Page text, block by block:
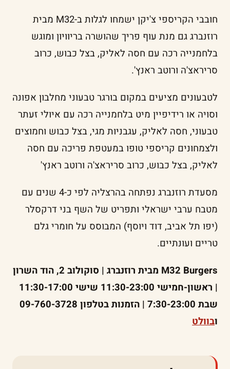
חובבי הקריספי צ'יקן ישמחו לגלות ב-M32 מבית
רוזנברג גם מנת עוף פריך שהושרה בריוויון ומוגש
בלחמנייה רכה עם חסה לאליק, בצל כבוש, כרוב
סריראצ'ה ורוטב ראנץ'.
לטבעונים מציעים במקום בורגר טבעוני מחלבון אפונה
וסויה או רידיפיין מיט בלחמנייה רכה עם איולי זעתר
טבעוני, חסה לאליק, עגבניות מגי, בצל כבוש וחמוצים
ולצמחונים קריספי טופו במעטפת פריכה עם חסה
לאליק, בצל כבוש, כרוב סריראצ'ה ורוטב ראנץ'
מסעדת רוזנברג נפתחה בהרצליה לפי כ-4 שנים עם
מטבח ערבי ישראלי ותפריט של השף בני דרקסלר
(יפו תל אביב, דוד ויוסף) המבוסס על חומרי גלם
טריים ועונתיים.
M32 Burgers מבית רוזנברג | סוקולוב 2, הוד השרון
| ראשון-חמישי 11:30-23:00 שישי 11:30-17:00
שבת 7:30-23:00 | הזמנות בטלפון 09-760-3728
ובוולט